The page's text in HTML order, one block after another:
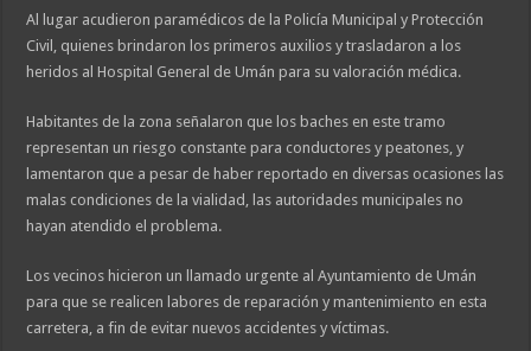
Al lugar acudieron paramédicos de la Policía Municipal y Protección
Civil, quienes brindaron los primeros auxilios y trasladaron a los
heridos al Hospital General de Umán para su valoración médica.
Habitantes de la zona señalaron que los baches en este tramo
representan un riesgo constante para conductores y peatones, y
lamentaron que a pesar de haber reportado en diversas ocasiones las
malas condiciones de la vialidad, las autoridades municipales no
hayan atendido el problema.
Los vecinos hicieron un llamado urgente al Ayuntamiento de Umán
para que se realicen labores de reparación y mantenimiento en esta
carretera, a fin de evitar nuevos accidentes y víctimas.